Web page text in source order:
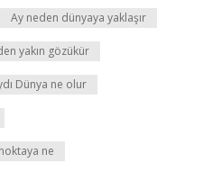
Ay neden dünyaya yaklaşır
yakın gözükür
Dünya ne olur
ne